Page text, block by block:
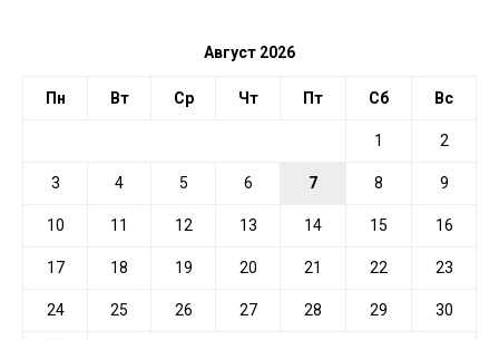
Август 2026
Пн Вт Ср Чт Пт Сб Вс
1 2
3 4 5 6 7 8 9
10 11 12 13 14 15 16
17 18 19 20 21 22 23
24 25 26 27 28 29 30